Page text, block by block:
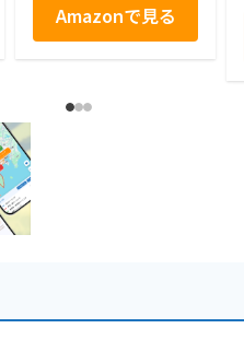
Amazonで見る